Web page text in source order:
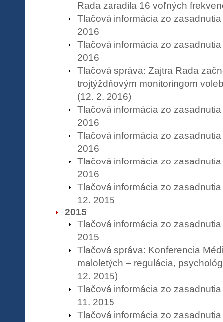
Rada zaradila 16 voľných
Tlačová informácia zo
2016
Tlačová informácia zo
2016
Tlačová správa: Zajtra Rada
trojtýždňovým monitoringom
(12. 2. 2016)
Tlačová informácia zo
2016
Tlačová informácia zo
2016
Tlačová informácia zo
2016
Tlačová informácia zo
12. 2015
2015
Tlačová informácia zo
2015
Tlačová správa: Konferencia
maloletých – regulácia,
12. 2015)
Tlačová informácia zo
11. 2015
Tlačová informácia zo